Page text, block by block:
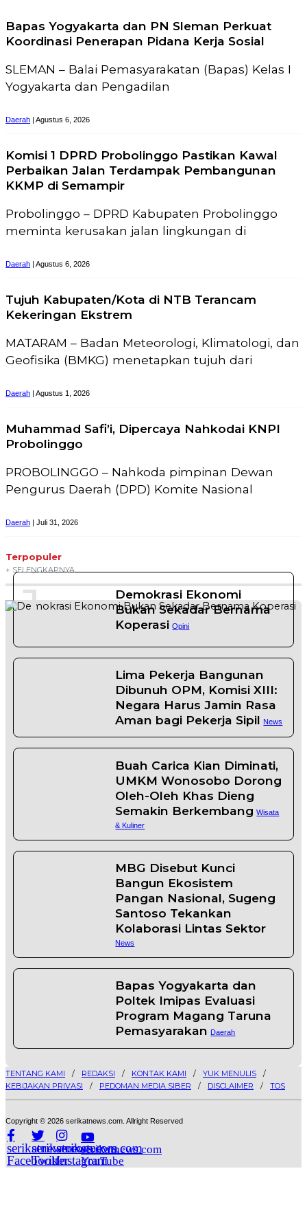
Bapas Yogyakarta dan PN Sleman Perkuat
Koordinasi Penerapan Pidana Kerja Sosial
SLEMAN – Balai Pemasyarakatan (Bapas) Kelas I
Yogyakarta dan Pengadilan
Daerah | Agustus 6, 2026
Komisi 1 DPRD Probolinggo Pastikan Kawal
Perbaikan Jalan Terdampak Pembangunan
KKMP di Semampir
Probolinggo – DPRD Kabupaten Probolinggo
meminta kerusakan jalan lingkungan di
Daerah | Agustus 6, 2026
Tujuh Kabupaten/Kota di NTB Terancam
Kekeringan Ekstrem
MATARAM – Badan Meteorologi, Klimatologi, dan
Geofisika (BMKG) menetapkan tujuh dari
Daerah | Agustus 1, 2026
Muhammad Safi’i, Dipercaya Nahkodai KNPI
Probolinggo
PROBOLINGGO – Nahkoda pimpinan Dewan
Pengurus Daerah (DPD) Komite Nasional
Daerah | Juli 31, 2026
Terpopuler
+ SELENGKAPNYA
1
Demokrasi Ekonomi
Bukan Sekadar Bernama
Koperasi Opini
Lima Pekerja Bangunan
Dibunuh OPM, Komisi XIII:
Negara Harus Jamin Rasa
Aman bagi Pekerja Sipil News
Buah Carica Kian Diminati,
UMKM Wonosobo Dorong
Oleh-Oleh Khas Dieng
Semakin Berkembang Wisata
& Kuliner
MBG Disebut Kunci
Bangun Ekosistem
Pangan Nasional, Sugeng
Santoso Tekankan
Kolaborasi Lintas Sektor
News
Bapas Yogyakarta dan
Poltek Imipas Evaluasi
Program Magang Taruna
Pemasyarakan Daerah
TENTANG KAMI REDAKSI KONTAK KAMI
YUK MENULIS
KEBIJAKAN PRIVASI
PEDOMAN MEDIA SIBER DISCLAIMER TOS
Copyright © 2026 serikatnews.com. Allright Reserved
serikatnews.com
Facebook
serikatnews.com
Twitter
serikatnews.com
Instagram
serikatnews.com
YouTube